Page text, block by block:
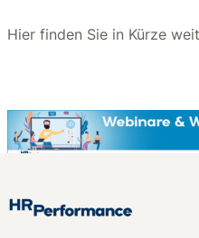
Hier finden Sie in Kürze